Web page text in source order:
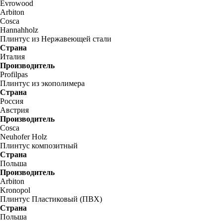
Evrowood
Arbiton
Cosca
Hannahholz
Плинтус из Нержавеющей стали
Страна
Италия
Производитель
Profilpas
Плинтус из экополимера
Страна
Россия
Австрия
Производитель
Cosca
Neuhofer Holz
Плинтус композитный
Страна
Польша
Производитель
Arbiton
Kronopol
Плинтус Пластиковый (ПВХ)
Страна
Польша